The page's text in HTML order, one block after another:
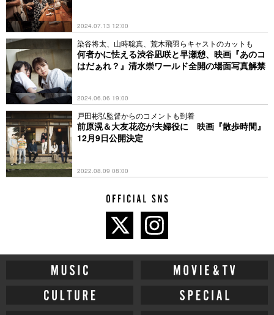
2024.07.13 12:00
染谷将太、山時聡真、荒木飛羽らキャストのカットも
何者かに怯える渋谷凪咲と早瀬憩、映画『あのコ
はだぁれ？』清水崇ワールド全開の場面写真解禁
2024.06.06 19:00
戸田彬弘監督からのコメントも到着
前原滉＆大友花恋が夫婦役に 映画『散歩時間』
12月9日公開決定
2022.08.09 08:00